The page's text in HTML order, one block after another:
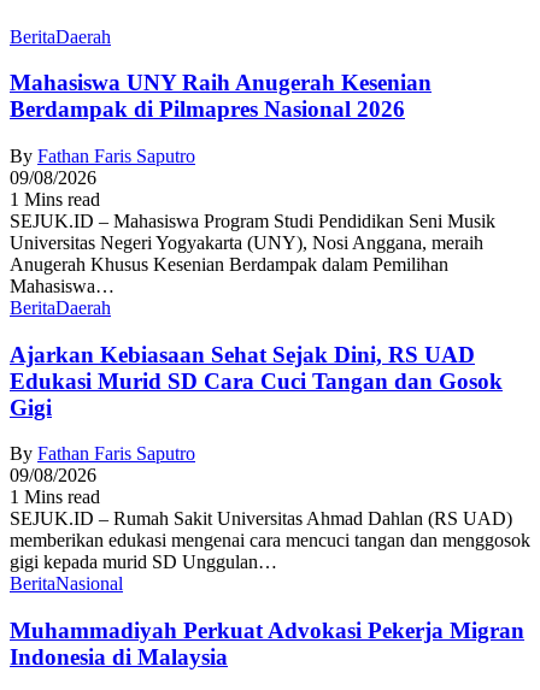
BeritaDaerah
Mahasiswa UNY Raih Anugerah Kesenian
Berdampak di Pilmapres Nasional 2026
By Fathan Faris Saputro
09/08/2026
1 Mins read
SEJUK.ID – Mahasiswa Program Studi Pendidikan Seni Musik
Universitas Negeri Yogyakarta (UNY), Nosi Anggana, meraih
Anugerah Khusus Kesenian Berdampak dalam Pemilihan
Mahasiswa…
BeritaDaerah
Ajarkan Kebiasaan Sehat Sejak Dini, RS UAD
Edukasi Murid SD Cara Cuci Tangan dan Gosok
Gigi
By Fathan Faris Saputro
09/08/2026
1 Mins read
SEJUK.ID – Rumah Sakit Universitas Ahmad Dahlan (RS UAD)
memberikan edukasi mengenai cara mencuci tangan dan menggosok
gigi kepada murid SD Unggulan…
BeritaNasional
Muhammadiyah Perkuat Advokasi Pekerja Migran
Indonesia di Malaysia